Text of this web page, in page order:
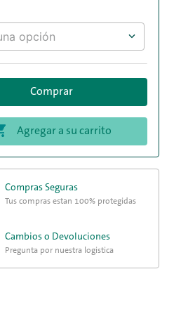
opción
Comprar
Agregar a su carrito
Compras Seguras
Tus compras están 100% protegidas
Cambios o Devoluciones
Pregunta por nuestra logística